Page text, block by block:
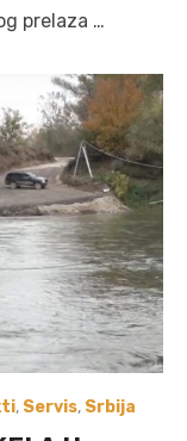
prelaza …
, Servis, Srbija